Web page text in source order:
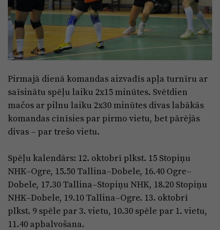
Ādaži
Ķekava
Mārupe
Ropaži
Salaspils
Saulkrasti
Jūrmala
Mediju atbalsta fonds
Zivju fonds
Zaļā nākotne
Vide
Kodols
Par laikrakstu
Privātuma politika
Ētikas kodekss
Lietošanas noteikumi
Pirmajā dienā komandas aizvadīs apļa turnīru ar
saīsinātu spēļu laiku 2x15 minūtes. Svētdien
mačos ar pilnu laiku 2x30 minūtes divas labākās
komandas cīnīsies par pirmo vietu, bet pārējās
divas – par trešo vietu.
Spēļu kalendārs: 12. oktobrī plkst. 15 Stopiņu
NHK–Ogre, 15.50 Tallina–Dobele, 16.40 Ogre–
Dobele, 17.30 Tallina–Stopiņu NHK, 18.20 Stopiņu
NHK–Dobele, 19.10 Tallina–Ogre. 13. oktobrī
plkst. 9 spēle par 3. vietu, 10.30 spēle par 1. vietu,
11.40 apbalvošana.